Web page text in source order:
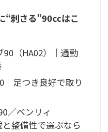
“刺さる”90ccはこ
（HA02）｜通勤
｜足つき良好で取り
／ベンリィ
整備性で選ぶなら